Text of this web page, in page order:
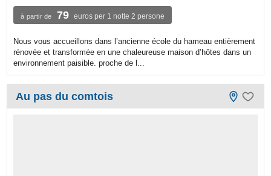
à partir de 79 euros per 1 notte 2 persone
Nous vous accueillons dans l’ancienne école du hameau entièrement
rénovée et transformée en une chaleureuse maison d’hôtes dans un
environnement paisible. proche de l...
Au pas du comtois